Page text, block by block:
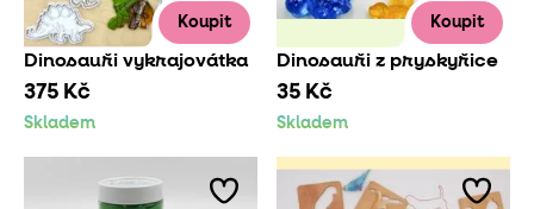
Koupit
Dinosauři vykrajovátka
375 Kč
Skladem
Koupit
Dinosauři z pryskyřice
35 Kč
Skladem